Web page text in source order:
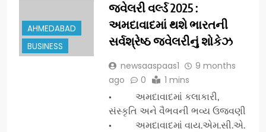
AHMEDABAD
BUSINESS
જ્વેલરી વર્લ્ડ 2025 :
અમદાવાદમાં થશે ભારતની
સર્વશ્રેષ્ઠ જ્વેલરીનું શોકેઝ
newsaaspaas1
9 months
ago
0 1 mins
• અમદાવાદમાં કલાકારી,
સંસ્કૃતિ અને વૈભવની ભવ્ય ઉજવણી
• અમદાવાદમાં વાય.એમ.સી.એ.